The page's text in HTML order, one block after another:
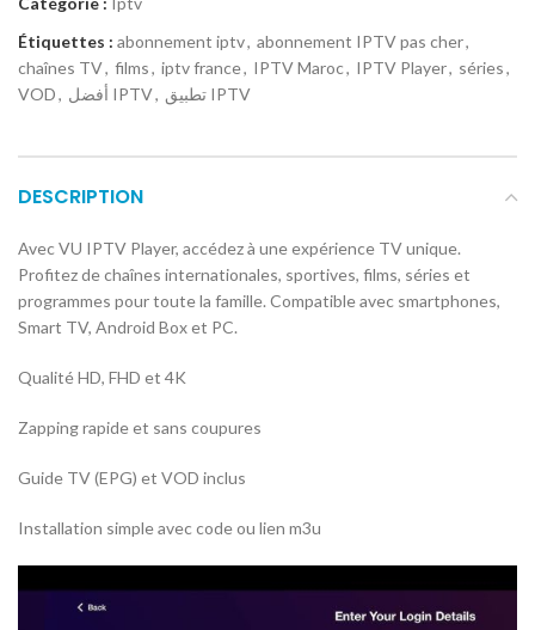
Étiquettes : abonnement iptv, abonnement IPTV pas cher,
chaînes TV, films, iptv france, IPTV Maroc, IPTV Player, séries,
VOD, أفضل IPTV, تطبيق IPTV
DESCRIPTION
Avec VU IPTV Player, accédez à une expérience TV unique.
Profitez de chaînes internationales, sportives, films, séries et
programmes pour toute la famille. Compatible avec smartphones,
Smart TV, Android Box et PC.
Qualité HD, FHD et 4K
Zapping rapide et sans coupures
Guide TV (EPG) et VOD inclus
Installation simple avec code ou lien m3u